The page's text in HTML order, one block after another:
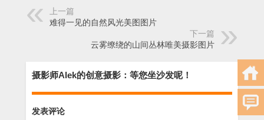
上一篇
难得一见的自然风光美图图片
下一篇
云雾缭绕的山间丛林唯美摄影图片
摄影师Alek的创意摄影：等您坐沙发呢！
发表评论